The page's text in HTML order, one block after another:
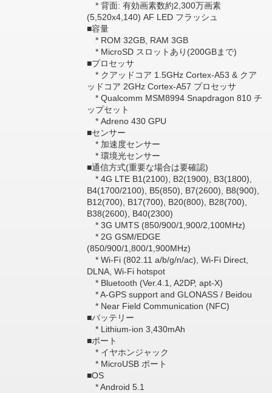
* 背面: 有効画素数約2,300万画素
(5,520x4,140) AF LED フラッシュ
■容量
* ROM 32GB, RAM 3GB
* MicroSD スロットあり(200GBまで)
■プロセッサ
* クアッドコア 1.5GHz Cortex-A53 & クア
ッドコア 2GHz Cortex-A57 プロセッサ
* Qualcomm MSM8994 Snapdragon 810 チ
ップセット
* Adreno 430 GPU
■センサー
* 加速度センサー
* 環境光センサー
■通信方式(重要な場合は要確認)
* 4G LTE B1(2100), B2(1900), B3(1800),
B4(1700/2100), B5(850), B7(2600), B8(900),
B12(700), B17(700), B20(800), B28(700),
B38(2600), B40(2300)
* 3G UMTS (850/900/1,900/2,100MHz)
* 2G GSM/EDGE
(850/900/1,800/1,900MHz)
* Wi-Fi (802.11 a/b/g/n/ac), Wi-Fi Direct,
DLNA, Wi-Fi hotspot
* Bluetooth (Ver.4.1, A2DP, apt-X)
* A-GPS support and GLONASS / Beidou
* Near Field Communication (NFC)
■バッテリー
* Lithium-ion 3,430mAh
■ポート
* イヤホンジャック
* MicroUSB ポート
■OS
* Android 5.1